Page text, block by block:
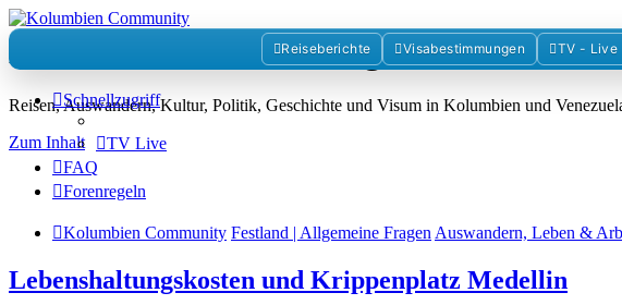
Kolumbienforum - Das grosse Forum
Reisen, Auswandern, Kultur, Politik, Geschichte und Visum in Kolumbien und
Zum Inhalt
Reiseberichte Visabestimmungen TV - Live
Schnellzugriff
TV Live
FAQ
Forenregeln
Kolumbien Community Festland | Allgemeine Fragen Auswandern, Leben &
Lebenshaltungskosten und Krippenplatz Medellin